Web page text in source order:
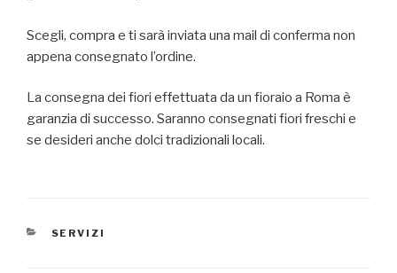
Scegli, compra e ti sarà inviata una mail di conferma non
appena consegnato l’ordine.
La consegna dei fiori effettuata da un fioraio a Roma è
garanzia di successo. Saranno consegnati fiori freschi e
se desideri anche dolci tradizionali locali.
CATEGORIE
SERVIZI